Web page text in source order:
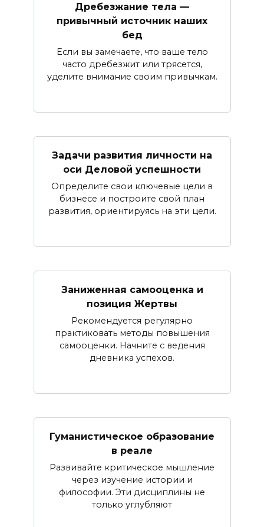
Дребезжание тела —
привычный источник наших
бед
Если вы замечаете, что ваше тело
часто дребезжит или трясется,
уделите внимание своим привычкам.
Задачи развития личности на
оси Деловой успешности
Определите свои ключевые цели в
бизнесе и построите свой план
развития, ориентируясь на эти цели.
Заниженная самооценка и
позиция Жертвы
Рекомендуется регулярно
практиковать методы повышения
самооценки. Начните с ведения
дневника успехов.
Гуманистическое образование
в реале
Развивайте критическое мышление
через изучение истории и
философии. Эти дисциплины не
только углубляют